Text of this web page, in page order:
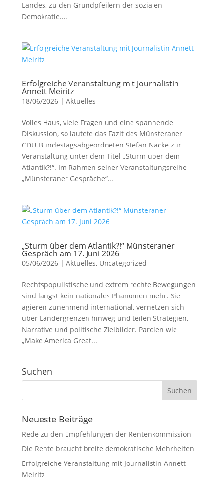
Landes, zu den Grundpfeilern der sozialen
Demokratie....
Erfolgreiche Veranstaltung mit Journalistin
Annett Meiritz
18/06/2026| Aktuelles
Volles Haus, viele Fragen und eine spannende
Diskussion, so lautete das Fazit des Münsteraner
CDU-Bundestagsabgeordneten Stefan Nacke zur
Veranstaltung unter dem Titel „Sturm über dem
Atlantik?!“. Im Rahmen seiner Veranstaltungsreihe
„Münsteraner Gespräche“...
„Sturm über dem Atlantik?!“ Münsteraner
Gespräch am 17. Juni 2026
05/06/2026| Aktuelles, Uncategorized
Rechtspopulistische und extrem rechte Bewegungen
sind längst kein nationales Phänomen mehr. Sie
agieren zunehmend international, vernetzen sich
über Ländergrenzen hinweg und teilen Strategien,
Narrative und politische Zielbilder. Parolen wie
„Make America Great...
Suchen
Neueste Beiträge
Rede zu den Empfehlungen der Rentenkommission
Die Rente braucht breite demokratische Mehrheiten
Erfolgreiche Veranstaltung mit Journalistin Annett
Meiritz